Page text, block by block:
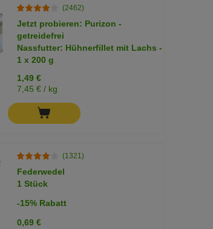
(2462)
Jetzt probieren: Purizon -
getreidefrei
Nassfutter: Hühnerfillet mit Lachs -
1 x 200 g
1,49 €
7,45 € / kg
(1321)
Federwedel
1 Stück
-15% Rabatt
0,69 €